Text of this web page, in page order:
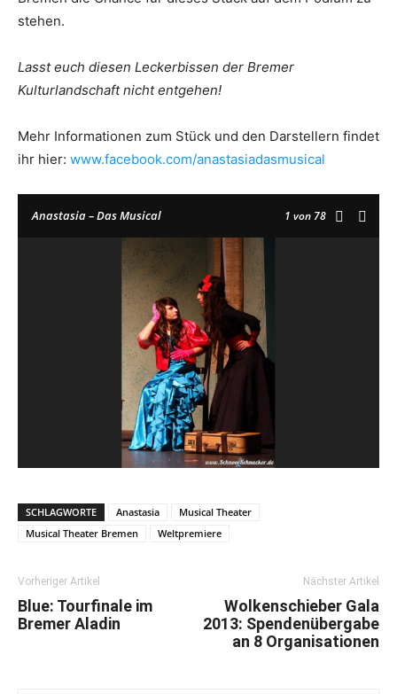
stehen.
Lasst euch diesen Leckerbissen der Bremer
Kulturlandschaft nicht entgehen!
Mehr Informationen zum Stück und den Darstellern findet
ihr hier: www.facebook.com/anastasiadasmusical
Anastasia – Das Musical 1 von 78
SCHLAGWORTE Anastasia
Musical Theater
Musical Theater Bremen
Weltpremiere
Vorheriger Artikel
Blue: Tourfinale im
Bremer Aladin
Nächster Artikel
Wolkenschieber Gala
2013: Spendenübergabe
an 8 Organisationen